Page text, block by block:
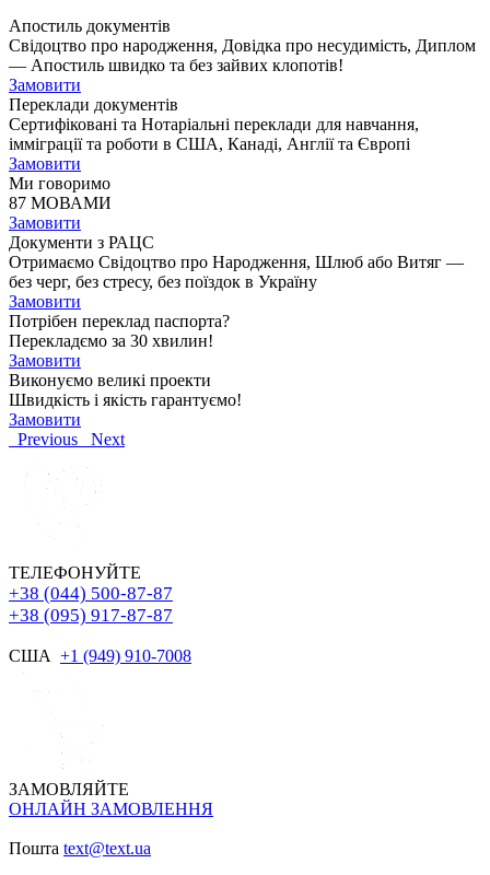
Апостиль документів
Свідоцтво про народження, Довідка про несудимість, Диплом
— Апостиль швидко та без зайвих клопотів!
Замовити
Переклади документів
Сертифіковані та Нотаріальні переклади для навчання,
імміграції та роботи в США, Канаді, Англії та Європі
Замовити
Ми говоримо
87 МОВАМИ
Замовити
Документи з РАЦС
Отримаємо Свідоцтво про Народження, Шлюб або Витяг —
без черг, без стресу, без поїздок в Україну
Замовити
Потрібен переклад паспорта?
Перекладємо за 30 хвилин!
Замовити
Виконуємо великі проекти
Швидкість і якість гарантуємо!
Замовити
Previous
Next
ТЕЛЕФОНУЙТЕ
+38 (044) 500-87-87
+38 (095) 917-87-87
США +1 (949) 910-7008
ЗАМОВЛЯЙТЕ
ОНЛАЙН ЗАМОВЛЕННЯ
Пошта text@text.ua